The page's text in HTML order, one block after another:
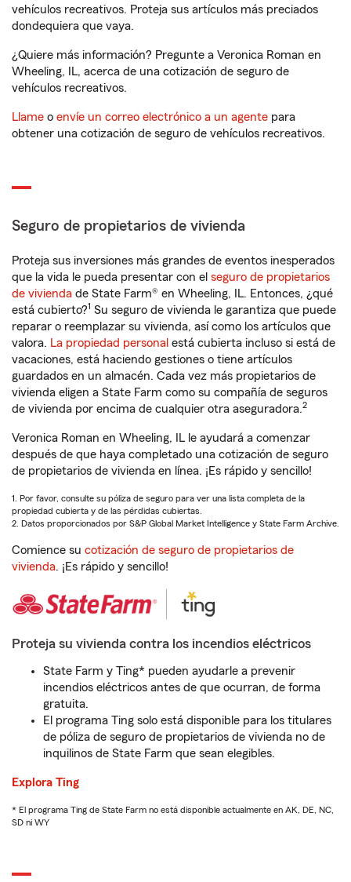
vehículos recreativos. Proteja sus artículos más preciados
dondequiera que vaya.
¿Quiere más información? Pregunte a Veronica Roman en
Wheeling, IL, acerca de una cotización de seguro de
vehículos recreativos.
Llame o envíe un correo electrónico a un agente para
obtener una cotización de seguro de vehículos recreativos.
Seguro de propietarios de vivienda
Proteja sus inversiones más grandes de eventos inesperados
que la vida le pueda presentar con el seguro de propietarios
de vivienda de State Farm® en Wheeling, IL. Entonces, ¿qué
está cubierto?1 Su seguro de vivienda le garantiza que puede
reparar o reemplazar su vivienda, así como los artículos que
valora. La propiedad personal está cubierta incluso si está de
vacaciones, está haciendo gestiones o tiene artículos
guardados en un almacén. Cada vez más propietarios de
vivienda eligen a State Farm como su compañía de seguros
de vivienda por encima de cualquier otra aseguradora.2
Veronica Roman en Wheeling, IL le ayudará a comenzar
después de que haya completado una cotización de seguro
de propietarios de vivienda en línea. ¡Es rápido y sencillo!
1. Por favor, consulte su póliza de seguro para ver una lista completa de la
propiedad cubierta y de las pérdidas cubiertas.
2. Datos proporcionados por S&P Global Market Intelligence y State Farm Archive.
Comience su cotización de seguro de propietarios de
vivienda. ¡Es rápido y sencillo!
Proteja su vivienda contra los incendios eléctricos
State Farm y Ting* pueden ayudarle a prevenir
incendios eléctricos antes de que ocurran, de forma
gratuita.
El programa Ting solo está disponible para los titulares
de póliza de seguro de propietarios de vivienda no de
inquilinos de State Farm que sean elegibles.
Explora Ting
* El programa Ting de State Farm no está disponible actualmente en AK, DE, NC,
SD ni WY